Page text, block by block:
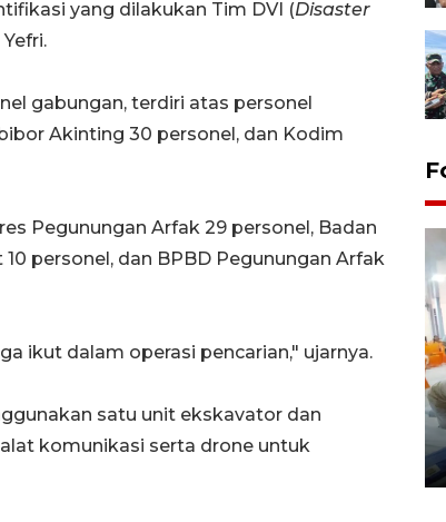
yang dilakukan Tim DVI (Disaster
gabungan, terdiri atas personel
Akinting 30 personel, dan Kodim
Pegunungan Arfak 29 personel, Badan
personel, dan BPBD Pegunungan Arfak
ikut dalam operasi pencarian," ujarnya.
satu unit ekskavator dan
komunikasi serta drone untuk
Mewujudkan damai di Kwamki
Narama